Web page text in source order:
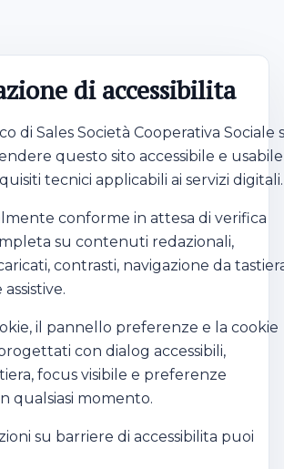
di accessibilita
di Sales Società Cooperativa Sociale
questo sito accessibile e usabile
tecnici applicabili ai servizi digitali.
conforme in attesa di verifica
su contenuti redazionali,
contrasti, navigazione da
il pannello preferenze e la cookie
con dialog accessibili,
focus visibile e preferenze
qualsiasi momento.
su barriere di accessibilita puoi